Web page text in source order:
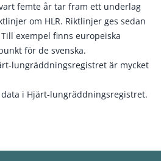
femte år tar fram ett underlag
om HLR. Riktlinjer ges sedan
exempel finns europeiska
för de svenska.
lungräddningsregistret är mycket
i Hjärt-lungräddningsregistret.